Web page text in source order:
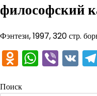
философский
Фэнтези, 1997, 320 стр.
Поиск